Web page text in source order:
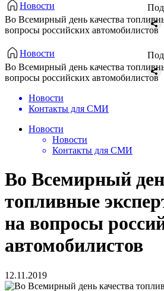
Новости
Во Всемирный день качества
вопросы российских автомобилистов
Новости
Во Всемирный день качества
вопросы российских автомобилистов
Новости
Контакты для СМИ
Новости
Новости
Контакты для СМИ
Во Всемирный
топливные
на вопросы
автомобилистов
12.11.2019